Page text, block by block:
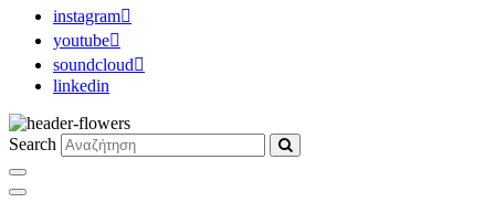
instagram
youtube
soundcloud
linkedin
Search